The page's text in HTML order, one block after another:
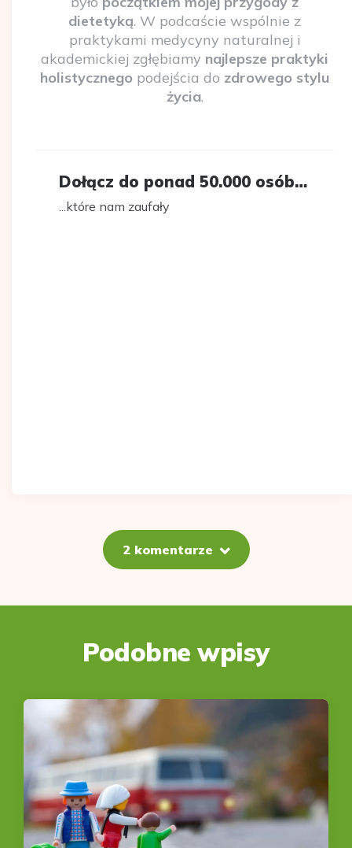
dietetyką. W podcaście wspólnie z
praktykami medycyny naturalnej i
akademickiej zgłębiamy najlepsze praktyki
holistycznegopodejścia do zdrowego stylu
życia.
Dołącz do ponad 50.000 osób…
...które nam zaufały
2 komentarze
Podobne wpisy